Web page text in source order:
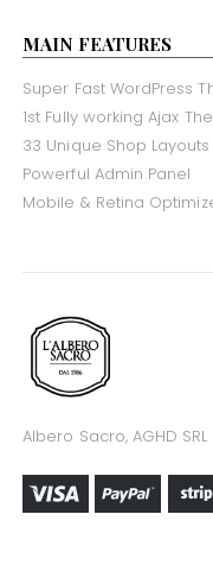
MAIN FEATURES
Super Fast WordPress
1st Fully working Ajax
33 Unique Shop Layouts
Powerful Admin Panel
Mobile & Retina
Albero Sacro, AGHD